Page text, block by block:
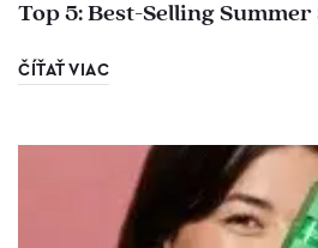
Top 5: Best-Selling Summer
ČÍŤAŤ VIAC